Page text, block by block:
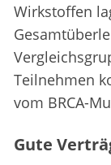
Wirkstoffen
Teilnehmen
vom BRCA-
Gute